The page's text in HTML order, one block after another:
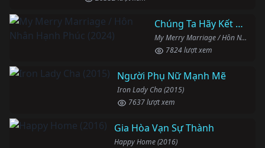
Chúng Ta Hãy Kết Hôn Nhé
My Merry Marriage / Hôn Nhân Hạnh Phúc (2024)
7824 lượt xem
Người Phụ Nữ Mạnh Mẽ
Iron Lady Cha (2015)
7637 lượt xem
Gia Hòa Vạn Sự Thành
Happy Home (2016)